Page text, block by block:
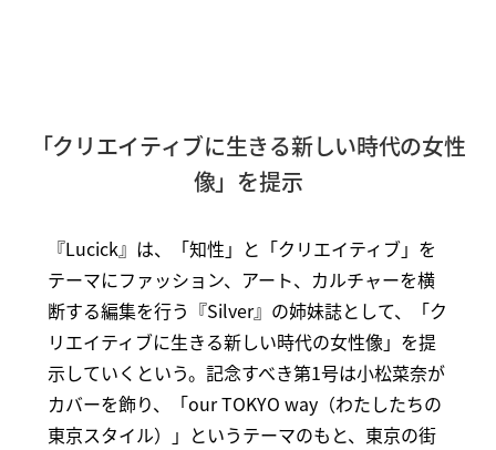
「クリエイティブに生きる新しい時代の女性
像」を提示
『Lucick』は、「知性」と「クリエイティブ」を
テーマにファッション、アート、カルチャーを横
断する編集を行う『Silver』の姉妹誌として、「ク
リエイティブに生きる新しい時代の女性像」を提
示していくという。記念すべき第1号は小松菜奈が
カバーを飾り、「our TOKYO way（わたしたちの
東京スタイル）」というテーマのもと、東京の街